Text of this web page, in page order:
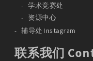
学术竞赛处
资源中心
辅导处 Instagram
联系我们